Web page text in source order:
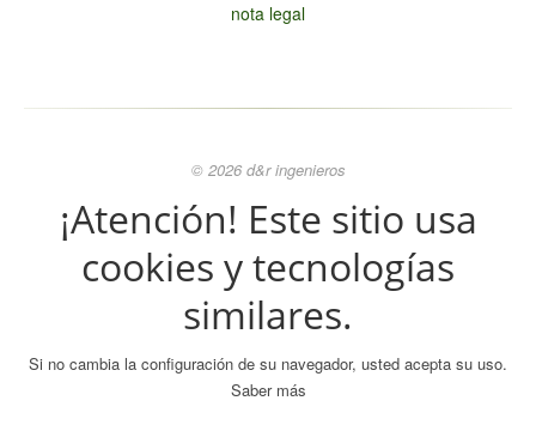
nota legal
© 2026 d&r ingenieros
¡Atención! Este sitio usa
cookies y tecnologías
similares.
Si no cambia la configuración de su navegador, usted acepta su uso.
Saber más